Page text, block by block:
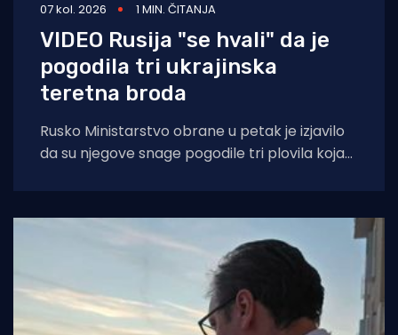
07 kol. 2026 1 MIN. ČITANJA
VIDEO Rusija "se hvali" da je
pogodila tri ukrajinska
teretna broda
Rusko Ministarstvo obrane u petak je izjavilo
da su njegove snage pogodile tri plovila koja